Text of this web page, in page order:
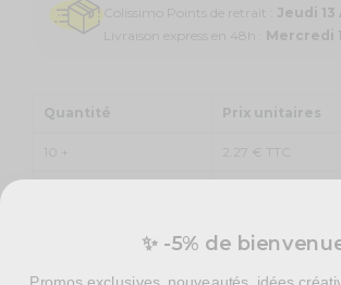
Colissimo Points de retrait : Jeudi 13
Livraison express en 48h : Mercredi
Quantité Prix unitaires
10 + 2.27 € TTC
✨ -5% de
Promos exclusives, nouveautés, idées